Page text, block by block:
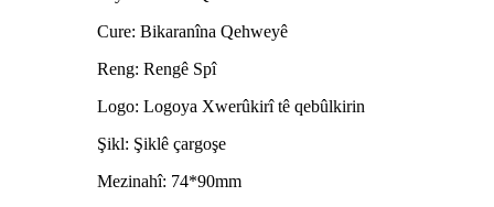
Cure: Bikaranîna Qehweyê
Reng: Rengê Spî
Logo: Logoya Xwerûkirî tê qebûlkirin
Şikl: Şiklê çargoşe
Mezinahî: 74*90mm